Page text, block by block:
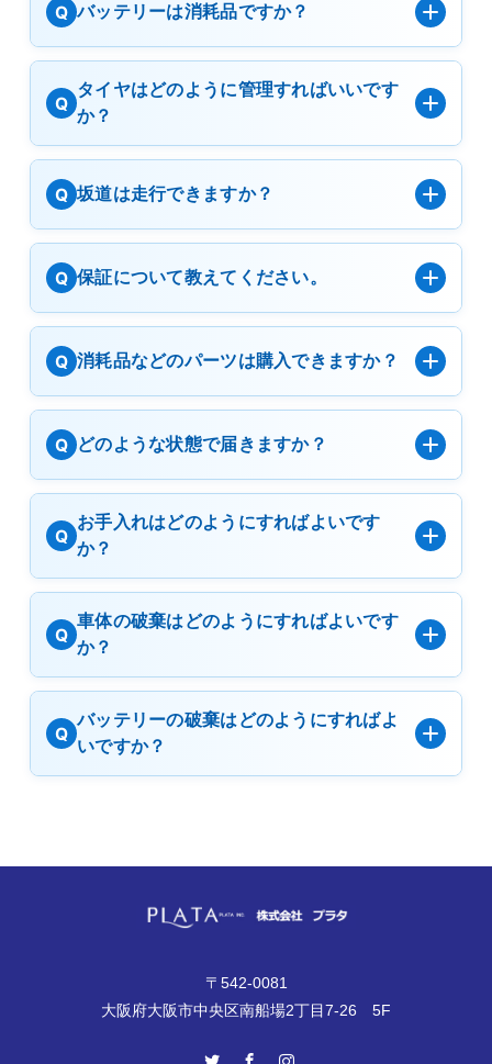
Q バッテリーは消耗品ですか？
Q
タイヤはどのように管理すればいいです
か？
Q 坂道は走行できますか？
Q 保証について教えてください。
Q 消耗品などのパーツは購入できますか？
Q どのような状態で届きますか？
Q
お手入れはどのようにすればよいです
か？
Q
車体の破棄はどのようにすればよいです
か？
Q
バッテリーの破棄はどのようにすればよ
いですか？
〒542-0081
大阪府大阪市中央区南船場2丁目7-26 5F